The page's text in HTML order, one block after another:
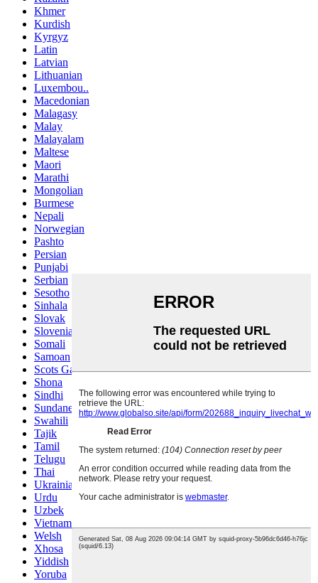
Khmer
Kurdish
Kyrgyz
Latin
Latvian
Lithuanian
Luxembou..
Macedonian
Malagasy
Malay
Malayalam
Maltese
Maori
Marathi
Mongolian
Burmese
Nepali
Norwegian
Pashto
Persian
Punjabi
Serbian
Sesotho
Sinhala
Slovak
Slovenian
Somali
Samoan
Scots Gaelic
Shona
Sindhi
Sundanese
Swahili
Tajik
Tamil
Telugu
Thai
Ukrainian
Urdu
Uzbek
Vietnamese
Welsh
Xhosa
Yiddish
Yoruba